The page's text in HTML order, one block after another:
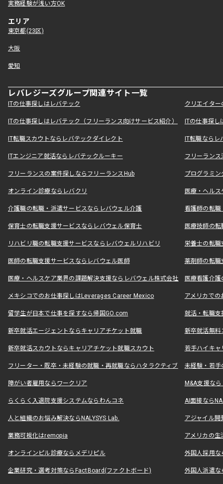
実務経験が浅い方OK
エリア
東京都(23区)
大阪
愛知
レバレジーズグループ関連サイト一覧
ITの仕事探しはレバテック クリエイタ
ITの仕事探しはレバテック（フリーランス向けサービス紹介） ITの仕事探
IT転職スカウトならレバテックダイレクト IT転職なら
ITエンジニア就活ならレバテックルーキー フリーラン
フリーランスの案件探しならフリーランスHub プログラミ
オンライン診療ならレバクリ 医療・ヘル
介護職の転職・派遣サービスならレバウェル介護 看護師の転
保育士の転職支援サービスならレバウェル保育士 医療技師の
リハビリ職の転職支援サービスならレバウェルリハビリ 栄養士の転
医師の転職支援サービスならレバウェル医師 薬剤師の転
医療・ヘルスケア業界の課題解決支援ならレバウェル株式会社 医療看護介
メキシコでのお仕事探しはLeverages Career Mexico アメリカで
留学生が日本で仕事を探すなら帰国GO.com 就活・転職
新卒就活エージェントならキャリアチケット就職 新卒就活無料
新卒就活スカウトならキャリアチケット就職スカウト 若手ハイキ
フリーター・既卒・未経験の就職・再就職ならハタラクティブ 未経験・若手
障がい者雇用ならワークリア M&A支援な
らくらく入退院支援システムならわんコネ AI面接なら
人と組織のお悩み解決ならNALYSYS Lab. アジャイル
業務可視化はremopia アメリカの
オンラインピル診療ならメデリピル 外国人採用
企業研究・選考対策ならFactBoard(ファクトボード) 外国人派遣な